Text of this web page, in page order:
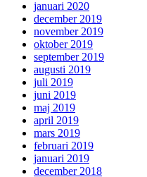
januari 2020
december 2019
november 2019
oktober 2019
september 2019
augusti 2019
juli 2019
juni 2019
maj 2019
april 2019
mars 2019
februari 2019
januari 2019
december 2018